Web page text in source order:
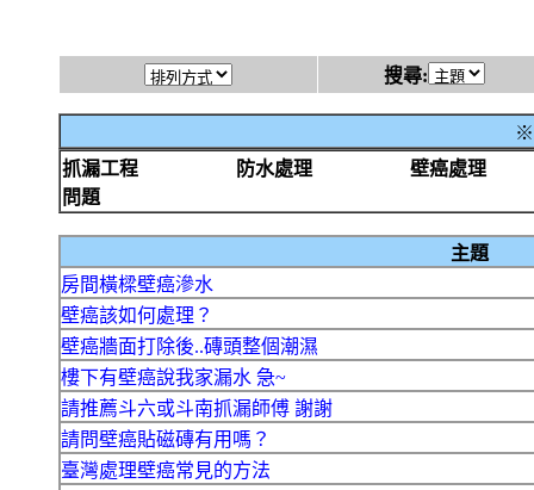
搜尋:
※
抓漏工程
防水處理
壁癌處理
問題
主題
房間橫樑壁癌滲水
壁癌該如何處理？
壁癌牆面打除後..磚頭整個潮濕
樓下有壁癌說我家漏水 急~
請推薦斗六或斗南抓漏師傅 謝謝
請問壁癌貼磁磚有用嗎？
臺灣處理壁癌常見的方法